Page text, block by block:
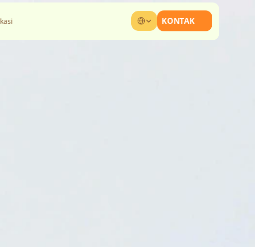
Select Language
KONTAK